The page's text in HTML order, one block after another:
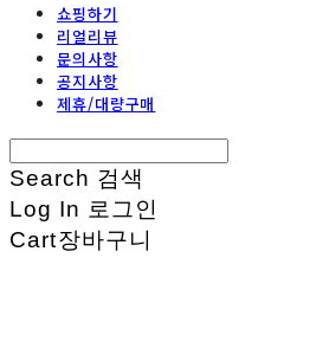
쇼핑하기
리얼리뷰
문의사항
공지사항
제휴/대량구매
Search 검색
Log In 로그인
Cart장바구니